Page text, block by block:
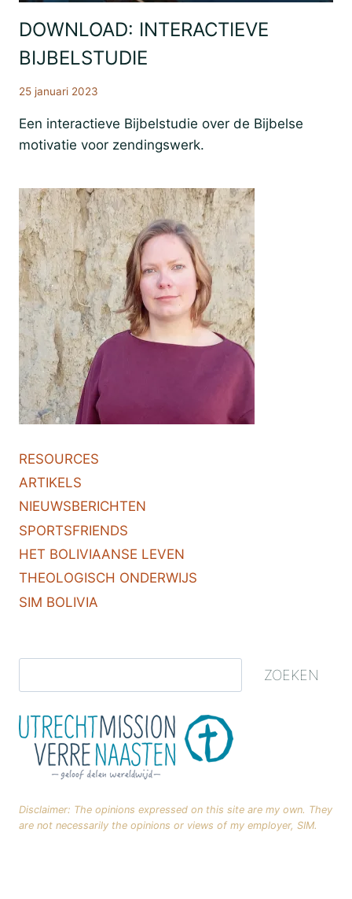
Bijbestudie
Zending
DOWNLOAD: INTERACTIEVE
BIJBELSTUDIE
25 januari 2023
Een interactieve Bijbelstudie over de Bijbelse
motivatie voor zendingswerk.
RESOURCES
ARTIKELS
NIEUWSBERICHTEN
SPORTSFRIENDS
HET BOLIVIAANSE LEVEN
THEOLOGISCH ONDERWIJS
SIM BOLIVIA
ZOEKEN
Disclaimer: The opinions expressed on this site are my own. They
are not necessarily the opinions or views of my employer, SIM.